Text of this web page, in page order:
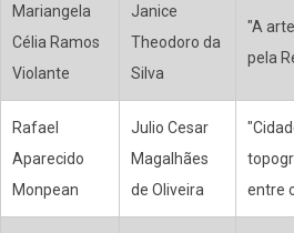
Mariangela
Célia Ramos
Violante
Janice
Theodoro da
Silva
"A
pela
Rafael
Aparecido
Monpean
Julio Cesar
Magalhães
de Oliveira
entre